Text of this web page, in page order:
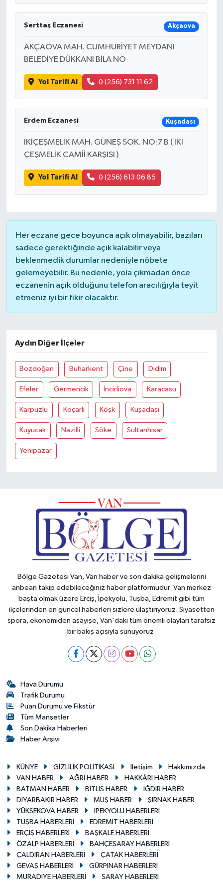
Serttaş Eczanesi Akçaova
AKÇAOVA MAH. CUMHURİYET MEYDANI
BELEDİYE DÜKKANI BİLA NO
Yol Tarifi Al 0 (256) 731 11 62
Erdem Eczanesi Kuşadası
İKİÇEŞMELİK MAH. GÜNEŞ SOK. NO:7 B ( İKİ
ÇEŞMELİK CAMİİ KARŞISI )
Yol Tarifi Al 0 (256) 613 06 85
Her eczane gece boyunca açık olmayabilir, bazıları
sadece gerektiğinde açık kalabilir veya
beklenmedik durumlar nedeniyle nöbete
gelemeyebilir. Bu nedenle, yola çıkmadan önce
eczanenin açık olduğunu telefon aracılığıyla teyit
etmeniz iyi bir fikir olacaktır.
Aydın Diğer İlçeler
Bozdoğan Buharkent Çine Didim
Efeler Germencik İncirliova Karacasu
Karpuzlu Koçarli Köşk Kuşadasi
Kuyucak Nazilli Söke Sultanhisar
Yenipazar
Bölge Gazetesi Van, Van haber ve son dakika gelişmelerini
anbean takip edebileceğiniz haber platformudur. Van merkez
başta olmak üzere Erciş, İpekyolu, Tuşba, Edremit gibi tüm
ilçelerinden en güncel haberleri sizlere ulaştırıyoruz. Siyasetten
spora, ekonomiden asayişe, Van'daki tüm önemli olayları tarafsız
bir bakış açısıyla sunuyoruz.
Hava Durumu
Trafik Durumu
Puan Durumu ve Fikstür
Tüm Manşetler
Son Dakika Haberleri
Haber Arşivi
KÜNYE GİZLİLİK POLİTİKASI İletişim
Hakkımızda
VAN HABER
AĞRI HABER
HAKKÂRİ HABER
BATMAN HABER
BİTLİS HABER
IĞDIR HABER
DİYARBAKIR HABER
MUŞ HABER
ŞIRNAK HABER
YÜKSEKOVA HABER
İPEKYOLU HABERLERİ
TUŞBA HABERLERİ
EDREMİT HABERLERİ
ERÇİŞ HABERLERİ
BAŞKALE HABERLERİ
ÖZALP HABERLERİ
BAHÇESARAY HABERLERİ
ÇALDIRAN HABERLERİ
ÇATAK HABERLERİ
GEVAŞ HABERLERİ
GÜRPINAR HABERLERİ
MURADİYE HABERLERİ
SARAY HABERLERİ